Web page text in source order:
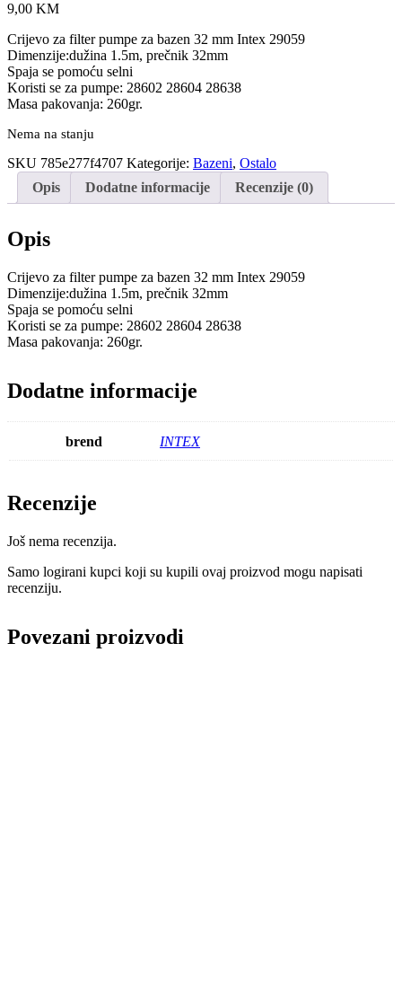
9,00 KM
Crijevo za filter pumpe za bazen 32 mm Intex 29059
Dimenzije:dužina 1.5m, prečnik 32mm
Spaja se pomoću selni
Koristi se za pumpe: 28602 28604 28638
Masa pakovanja: 260gr.
Nema na stanju
SKU 785e277f4707 Kategorije: Bazeni, Ostalo
Opis
Dodatne informacije Recenzije (0)
Opis
Crijevo za filter pumpe za bazen 32 mm Intex 29059
Dimenzije:dužina 1.5m, prečnik 32mm
Spaja se pomoću selni
Koristi se za pumpe: 28602 28604 28638
Masa pakovanja: 260gr.
Dodatne informacije
brend INTEX
Recenzije
Još nema recenzija.
Samo logirani kupci koji su kupili ovaj proizvod mogu napisati
recenziju.
Povezani proizvodi